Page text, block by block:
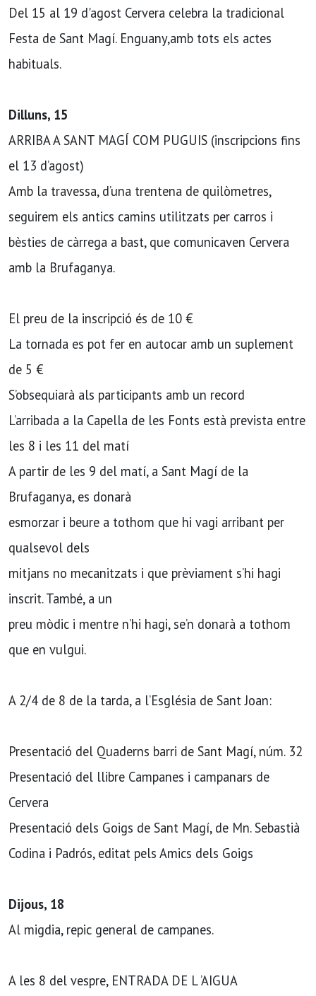
Del 15 al 19 d'agost Cervera celebra la tradicional
Festa de Sant Magí. Enguany,amb tots els actes
habituals.
Dilluns, 15
ARRIBA A SANT MAGÍ COM PUGUIS (inscripcions fins
el 13 d’agost)
Amb la travessa, d’una trentena de quilòmetres,
seguirem els antics camins utilitzats per carros i
bèsties de càrrega a bast, que comunicaven Cervera
amb la Brufaganya.
El preu de la inscripció és de 10 €
La tornada es pot fer en autocar amb un suplement
de 5 €
S’obsequiarà als participants amb un record
L’arribada a la Capella de les Fonts està prevista entre
les 8 i les 11 del matí
A partir de les 9 del matí, a Sant Magí de la
Brufaganya, es donarà
esmorzar i beure a tothom que hi vagi arribant per
qualsevol dels
mitjans no mecanitzats i que prèviament s’hi hagi
inscrit. També, a un
preu mòdic i mentre n’hi hagi, se’n donarà a tothom
que en vulgui.
A 2/4 de 8 de la tarda, a l’Església de Sant Joan:
Presentació del Quaderns barri de Sant Magí, núm. 32
Presentació del llibre Campanes i campanars de
Cervera
Presentació dels Goigs de Sant Magí, de Mn. Sebastià
Codina i Padrós, editat pels Amics dels Goigs
Dijous, 18
Al migdia, repic general de campanes.
A les 8 del vespre, ENTRADA DE L ’AIGUA